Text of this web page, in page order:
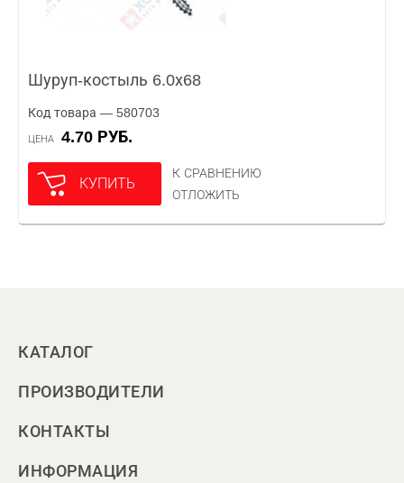
Шуруп-костыль 6.0х68
Код товара — 580703
ЦЕНА 4.70 РУБ.
КУПИТЬ
К СРАВНЕНИЮ
ОТЛОЖИТЬ
КАТАЛОГ
ПРОИЗВОДИТЕЛИ
КОНТАКТЫ
ИНФОРМАЦИЯ